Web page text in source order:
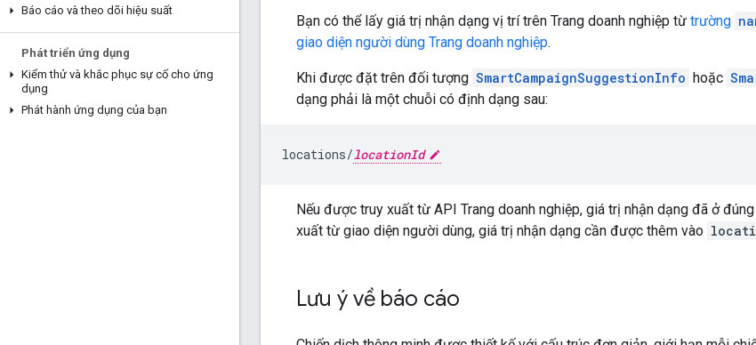
Báo cáo và theo dõi hiệu suất
Phát triển ứng dụng
Kiểm thử và khắc phục sự cố cho ứng
dụng
Phát hành ứng dụng của bạn
Bạn có thể lấy giá trị nhận dạng vị trí trên Trang doanh nghiệp từ trường
giao diện người dùng Trang doanh nghiệp.
Khi được đặt trên đối tượng SmartCampaignSuggestionInfo hoặc
dạng phải là một chuỗi có định dạng sau:
locations/locationId
Nếu được truy xuất từ API Trang doanh nghiệp, giá trị nhận dạng đã ở
xuất từ giao diện người dùng, giá trị nhận dạng cần được thêm vào
Lưu ý về báo cáo